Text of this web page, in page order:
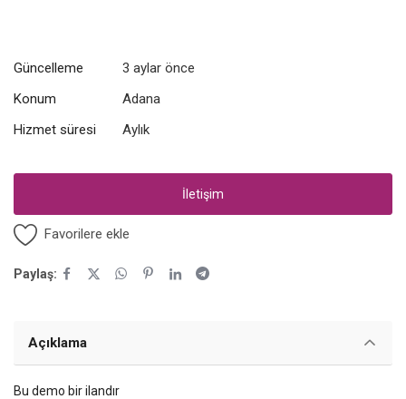
Güncelleme
3 aylar önce
Konum
Adana
Hizmet süresi
Aylık
İletişim
Favorilere ekle
Paylaş:
Açıklama
Bu demo bir ilandır